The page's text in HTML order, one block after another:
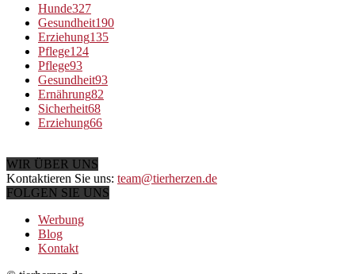
Hunde327
Gesundheit190
Erziehung135
Pflege124
Pflege93
Gesundheit93
Ernährung82
Sicherheit68
Erziehung66
WIR ÜBER UNS
Kontaktieren Sie uns: team@tierherzen.de
FOLGEN SIE UNS
Werbung
Blog
Kontakt